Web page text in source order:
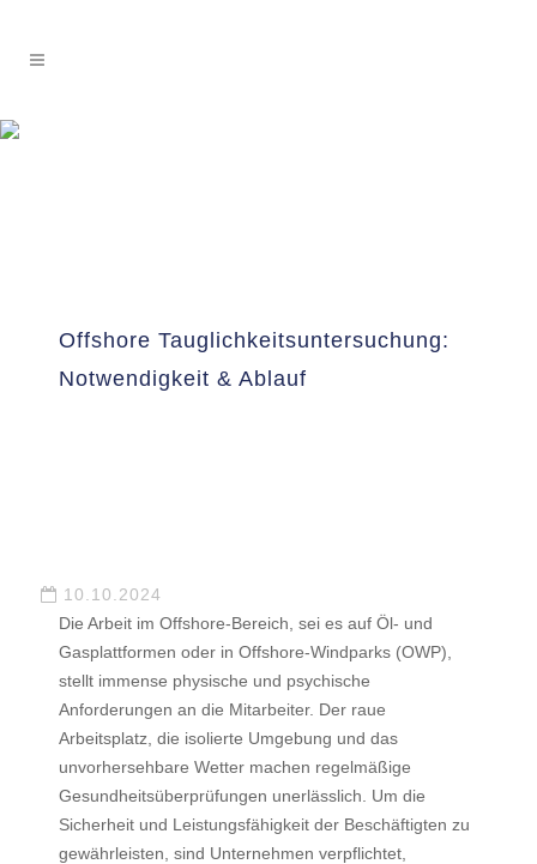
Offshore Tauglichkeitsuntersuchung:
Notwendigkeit & Ablauf
10.10.2024
Die Arbeit im Offshore-Bereich, sei es auf Öl- und
Gasplattformen oder in Offshore-Windparks (OWP),
stellt immense physische und psychische
Anforderungen an die Mitarbeiter. Der raue
Arbeitsplatz, die isolierte Umgebung und das
unvorhersehbare Wetter machen regelmäßige
Gesundheitsüberprüfungen unerlässlich. Um die
Sicherheit und Leistungsfähigkeit der Beschäftigten zu
gewährleisten, sind Unternehmen verpflichtet,